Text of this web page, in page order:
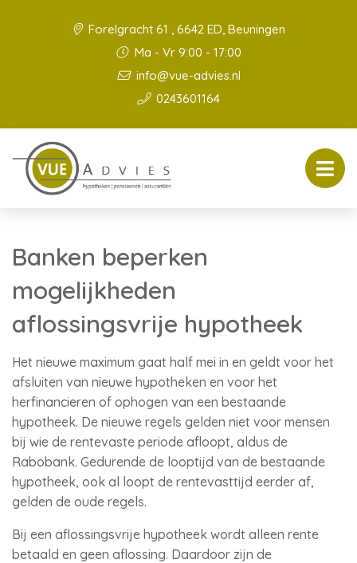
Forelgracht 61 , 6642 ED, Beuningen
Ma - Vr 9:00 - 17:00
info@vue-advies.nl
0243601164
Banken beperken
mogelijkheden
aflossingsvrije hypotheek
Het nieuwe maximum gaat half mei in en geldt voor het
afsluiten van nieuwe hypotheken en voor het
herfinancieren of ophogen van een bestaande
hypotheek. De nieuwe regels gelden niet voor mensen
bij wie de rentevaste periode afloopt, aldus de
Rabobank. Gedurende de looptijd van de bestaande
hypotheek, ook al loopt de rentevasttijd eerder af,
gelden de oude regels.
Bij een aflossingsvrije hypotheek wordt alleen rente
betaald en geen aflossing. Daardoor zijn de